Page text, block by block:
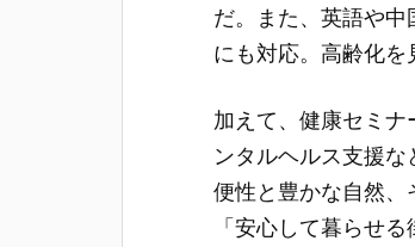
だ。また、英語や
にも対応。高齢化を
加えて、健康セミ
ンタルヘルス支援
便性と豊かな自然、
「安心して暮らせ